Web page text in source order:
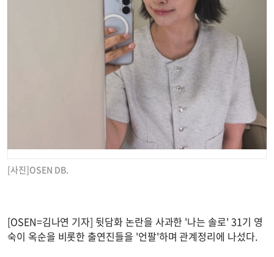
[사진]OSEN DB.
[OSEN=김나연 기자] 뒷담화 논란을 사과한 '나는 솔로' 31기 영
숙이 옥순을 비롯한 출연진들을 '언팔'하며 관계정리에 나섰다.